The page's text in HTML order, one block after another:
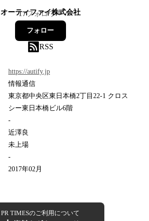
オーティファイ株式会社
17フォロワー
フォロー
RSS
https://autify.jp
情報通信
東京都中央区東日本橋2丁目22-1 クロス
シー東日本橋ビル6階
-
近澤良
未上場
-
2017年02月
PR TIMESのご利用について